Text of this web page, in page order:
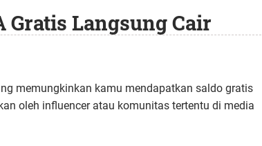
Gratis Langsung Cair
memungkinkan kamu mendapatkan saldo gratis
oleh influencer atau komunitas tertentu di media